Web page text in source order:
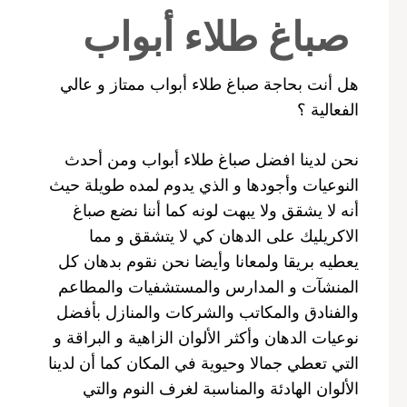
صباغ طلاء أبواب
هل أنت بحاجة صباغ طلاء أبواب ممتاز و عالي
الفعالية ؟
نحن لدينا افضل صباغ طلاء أبواب ومن أحدث
النوعيات وأجودها و الذي يدوم لمده طويلة حيث
أنه لا يشقق ولا يبهت لونه كما أننا نضع صباغ
الاكريليك على الدهان كي لا يتشقق و مما
يعطيه بريقا ولمعانا وأيضا نحن نقوم بدهان كل
المنشآت و المدارس والمستشفيات والمطاعم
والفنادق والمكاتب والشركات والمنازل بأفضل
نوعيات الدهان وأكثر الألوان الزاهية و البراقة و
التي تعطي جمالا وحيوية في المكان كما أن لدينا
الألوان الهادئة والمناسبة لغرف النوم والتي